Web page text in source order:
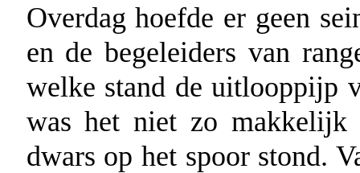
Overdag hoefde er geen
en de begeleiders van
welke stand de uitlooppijp
was het niet zo
dwars op het spoor stond.